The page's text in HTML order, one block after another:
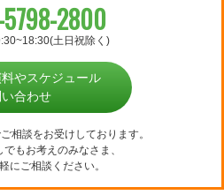
2800
土日祝除く)
やスケジュール
合わせ
相談をお受けしております。
もお考えのみなさま、
にご相談ください。